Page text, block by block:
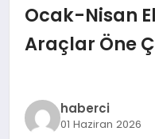
GÜNCEL
SAĞLIK
Ocak-Nisan
Araçlar Öne
haberci
01 Haziran 2026